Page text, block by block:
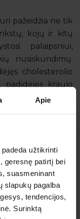
Apie
užtikrinti
geresnę patirtį bei
suasmeninant
slapukų pagalba
tendencijos,
Surinktą
pažeidžia ne tik
kojų ir kitų
palaipsniui,
nusiskundimų.
cholesterolio
padidėjęs kraujo
sieneles. Ligai
užkemša
yra
širdis yra tas
stygiui.
sutrinka
deguonies ir
simptomai: